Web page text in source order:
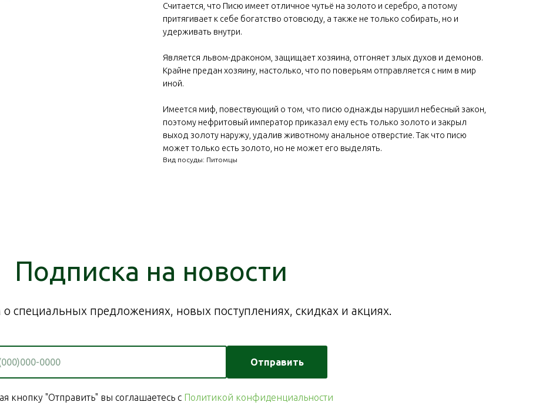
Считается, что Писю имеет отличное чутьё на золото и серебро, а потому
притягивает к себе богатство отовсюду, а также не только собирать, но и
удерживать внутри.
Является львом-драконом, защищает хозяина, отгоняет злых духов и демонов.
Крайне предан хозяину, настолько, что по поверьям отправляется с ним в мир
иной.
Имеется миф, повествующий о том, что писю однажды нарушил небесный закон,
поэтому нефритовый император приказал ему есть только золото и закрыл
выход золоту наружу, удалив животному анальное отверстие. Так что писю
может только есть золото, но не может его выделять.
Вид посуды: Питомцы
Подписка на новости
специальных предложениях, новых поступлениях, скидках и акциях.
Отправить
кнопку "Отправить" вы соглашаетесь с Политикой конфиденциальности